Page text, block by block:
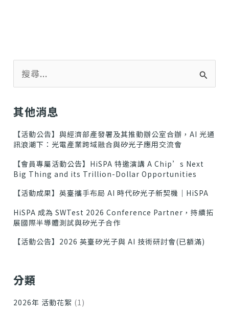
鍵
字
其他消息
【活動公告】與經濟部產發署及其推動辦公室合辦，AI 光通
訊浪潮下：光電產業跨域融合與矽光子應用交流會
【會員專屬活動公告】HiSPA 特邀演講 A Chip’s Next
Big Thing and its Trillion-Dollar Opportunities
【活動成果】英臺攜手布局 AI 時代矽光子新契機｜HiSPA
HiSPA 成為 SWTest 2026 Conference Partner，持續拓
展國際半導體測試與矽光子合作
【活動公告】2026 英臺矽光子與 AI 技術研討會(已額滿)
分類
2026年 活動花絮 (1)